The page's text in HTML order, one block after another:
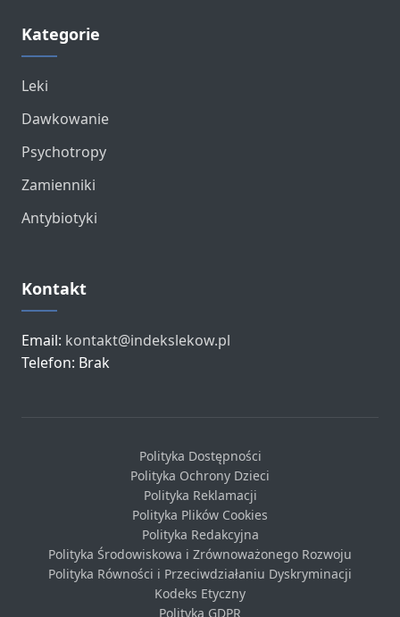
Kategorie
Leki
Dawkowanie
Psychotropy
Zamienniki
Antybiotyki
Kontakt
Email: kontakt@indekslekow.pl
Telefon: Brak
Polityka Dostępności
Polityka Ochrony Dzieci
Polityka Reklamacji
Polityka Plików Cookies
Polityka Redakcyjna
Polityka Środowiskowa i Zrównoważonego Rozwoju
Polityka Równości i Przeciwdziałaniu Dyskryminacji
Kodeks Etyczny
Polityka GDPR